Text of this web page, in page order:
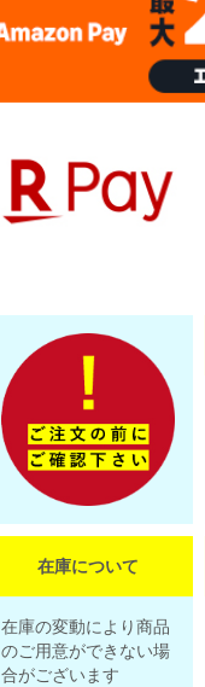
在庫について
在庫の変動により商品
のご用意ができない場
合がございます